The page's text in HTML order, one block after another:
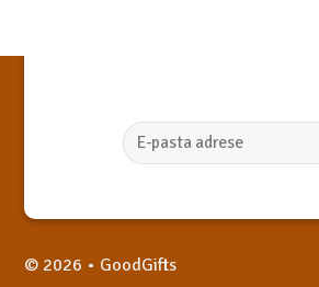
© 2026 • GoodGifts